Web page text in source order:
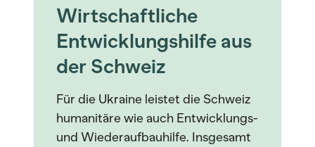
Wirtschaftliche
Entwicklungshilfe aus
der Schweiz
Für die Ukraine leistet die Schweiz
humanitäre wie auch Entwicklungs-
und Wiederaufbauhilfe. Insgesamt